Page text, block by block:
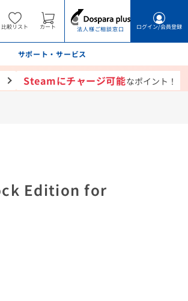
比較リスト カート 法人様ご相談窓口 ログイン/会員登録
サポート・サービス
Steamにチャージ可能なポイント！
Edition for